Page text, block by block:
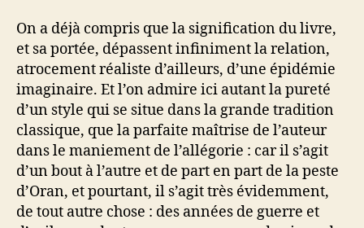
On a déjà compris que la signification du livre,
et sa portée, dépassent infiniment la relation,
atrocement réaliste d’ailleurs, d’une épidémie
imaginaire. Et l’on admire ici autant la pureté
d’un style qui se situe dans la grande tradition
classique, que la parfaite maîtrise de l’auteur
dans le maniement de l’allégorie : car il s’agit
d’un bout à l’autre et de part en part de la peste
d’Oran, et pourtant, il s’agit très évidemment,
de tout autre chose : des années de guerre et